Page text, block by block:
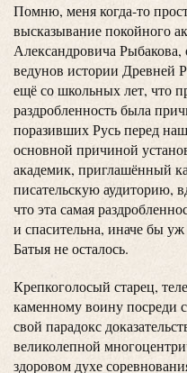
Помню, меня когда-то
высказывание покойного
Александровича
ведунов истории Древней
ещё со школьных лет, что
раздробленность была
поразивших Русь перед
основной причиной
академик, приглашённый
писательскую аудиторию,
что эта самая
и спасительна, иначе бы
Батыя не осталось.
Крепкоголосый старец,
каменному воину посреди
свой парадокс
великолепной
здоровом духе